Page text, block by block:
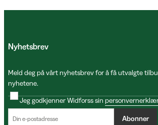
Nyhetsbrev
Meld deg på vårt nyhetsbrev for å få utvalgte
nyhetene.
Jeg godkjenner Widforss sin
Abonner